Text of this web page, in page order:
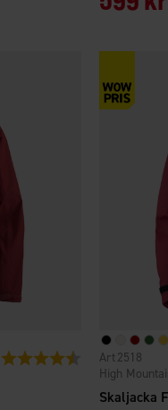
Betyg: 4.6 utav 5 stjärnor
Skaljacka
High
2518